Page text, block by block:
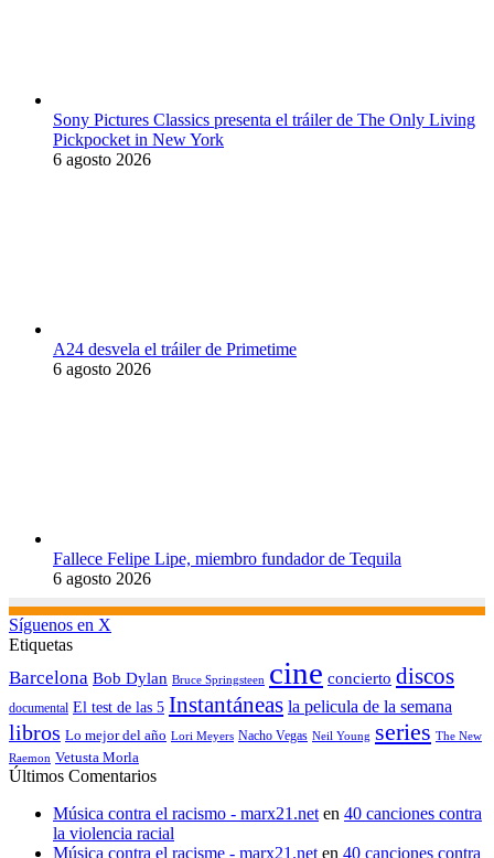
Sony Pictures Classics presenta el tráiler de The Only Living
Pickpocket in New York
6 agosto 2026
A24 desvela el tráiler de Primetime
6 agosto 2026
Fallece Felipe Lipe, miembro fundador de Tequila
6 agosto 2026
Síguenos en X
Etiquetas
Barcelona Bob Dylan Bruce Springsteen cine concierto discos
documental El test de las 5 Instantáneas la pelicula de la semana
libros Lo mejor del año Lori Meyers Nacho Vegas Neil Young series The New
Raemon Vetusta Morla
Últimos Comentarios
Música contra el racismo - marx21.neten 40 canciones contra
la violencia racial
Música contra el racisme - marx21.neten 40 canciones contra